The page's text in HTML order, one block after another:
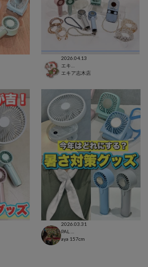
2026.04.13
エキア志木店
2026.03.31
aya 157cm